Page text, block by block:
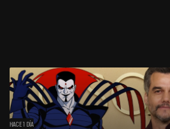
HACE 1 DÍA